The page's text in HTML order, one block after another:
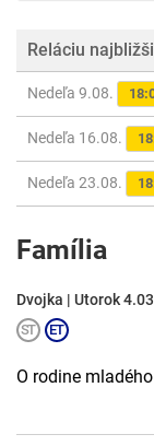
Reláciu
Nedeľa 9.08.
Nedeľa 16.08.
Nedeľa 23.08.
Família
Dvojka | Utorok
O rodine